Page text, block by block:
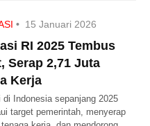
• 15 Januari 2026
RI 2025 Tembus
Serap 2,71 Juta
Kerja
di Indonesia sepanjang 2025
target pemerintah, menyerap